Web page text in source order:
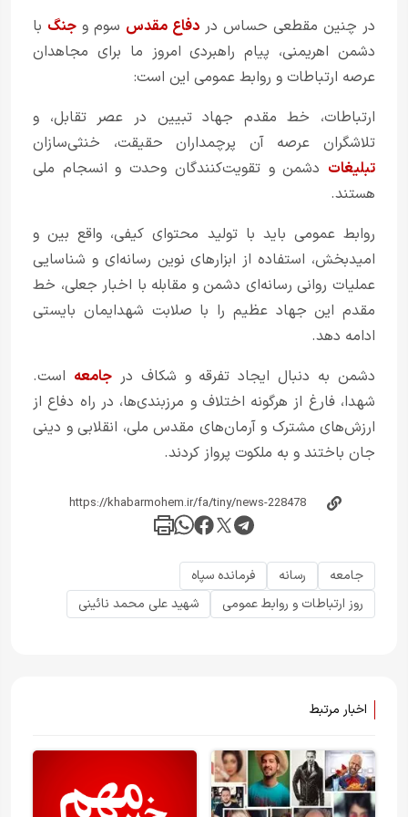
در چنین مقطعی حساس دردفاع مقدس سوم و جنگ با
دشمن اهریمنی، پیام راهبردی امروز ما برای مجاهدان
عرصه ارتباطات و روابط عمومی این است:
ارتباطات، خط مقدم جهاد تبیین در عصر تقابل، و
تلاشگران عرصه آن پرچمداران حقیقت، خنثی‌سازان
تبلیغات دشمن و تقویت‌کنندگان وحدت و انسجام ملی
هستند.
روابط عمومی باید با تولید محتوای کیفی، واقع بین و
امیدبخش، استفاده از ابزارهای نوین رسانه‌ای و شناسایی
عملیات روانی رسانه‌ای دشمن و مقابله با اخبار جعلی، خط
مقدم این جهاد عظیم را با صلابت شهدایمان بایستی
ادامه دهد.
دشمن به دنبال ایجاد تفرقه و شکاف درجامعه است.
شهدا، فارغ از هرگونه اختلاف و مرزبندی‌ها، در راه دفاع از
ارزش‌های مشترک و آرمان‌های مقدس ملی، انقلابی و دینی
جان باختند و به ملکوت پرواز کردند.
جامعه رسانه
فرمانده سپاه
روز ارتباطات و روابط عمومی
شهید علی محمد نائینی
اخبار مرتبط